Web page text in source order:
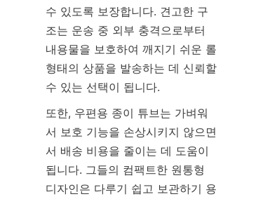
수 있도록 보장합니다. 견고한 구
조는 운송 중 외부 충격으로부터
내용물을 보호하여 깨지기 쉬운 롤
형태의 상품을 발송하는 데 신뢰할
수 있는 선택이 됩니다.
또한, 우편용 종이 튜브는 가벼워
서 보호 기능을 손상시키지 않으면
서 배송 비용을 줄이는 데 도움이
됩니다. 그들의 컴팩트한 원통형
디자인은 다루기 쉽고 보관하기 용